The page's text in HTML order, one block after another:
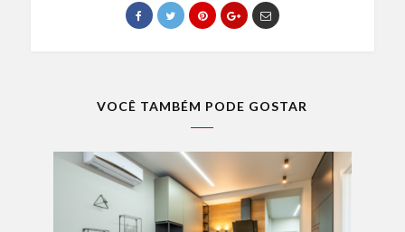
VOCÊ TAMBÉM PODE GOSTAR